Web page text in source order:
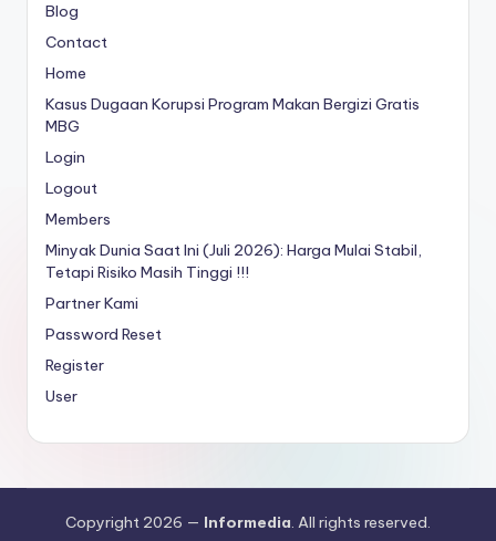
Blog
Contact
Home
Kasus Dugaan Korupsi Program Makan Bergizi Gratis
MBG
Login
Logout
Members
Minyak Dunia Saat Ini (Juli 2026): Harga Mulai Stabil,
Tetapi Risiko Masih Tinggi !!!
Partner Kami
Password Reset
Register
User
Copyright 2026 — Informedia. All rights reserved.